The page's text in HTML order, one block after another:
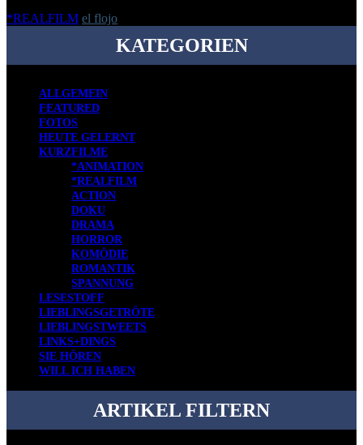
*REALFILM el flojo
KATEGORIEN
ALLGEMEIN
FEATURED
FOTOS
HEUTE GELERNT
KURZFILME
*ANIMATION
*REALFILM
ACTION
DOKU
DRAMA
HORROR
KOMÖDIE
ROMANTIK
SPANNUNG
LESESTOFF
LIEBLINGSGETRÖTE
LIEBLINGSTWEETS
LINKS+DINGS
SIE HÖREN
WILL ICH HABEN
ARTIKEL FILTERN